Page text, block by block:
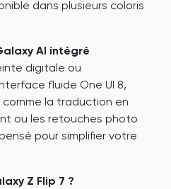
dans plusieurs coloris
AI intégré
digitale ou
fluide One UI 8,
la traduction en
ou les retouches photo
pour simplifier votre
Z Flip 7 ?